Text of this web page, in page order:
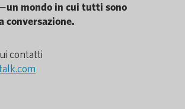
un mondo in cui tutti sono
conversazione.
contatti